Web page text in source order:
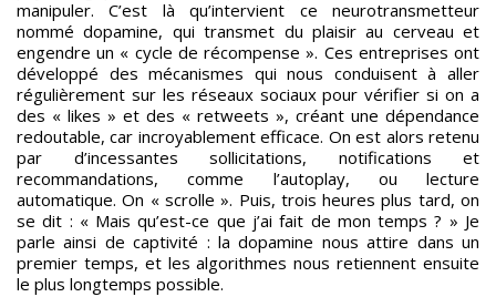
manipuler. C’est là qu’intervient ce neurotransmetteur
nommé dopamine, qui transmet du plaisir au cerveau et
engendre un « cycle de récompense ». Ces entreprises ont
développé des mécanismes qui nous conduisent à aller
régulièrement sur les réseaux sociaux pour vérifier si on a
des « likes » et des « retweets », créant une dépendance
redoutable, car incroyablement efficace. On est alors retenu
par d’incessantes sollicitations, notifications et
recommandations, comme l’autoplay, ou lecture
automatique. On « scrolle ». Puis, trois heures plus tard, on
se dit : « Mais qu’est-ce que j’ai fait de mon temps ? » Je
parle ainsi de captivité : la dopamine nous attire dans un
premier temps, et les algorithmes nous retiennent ensuite
le plus longtemps possible.